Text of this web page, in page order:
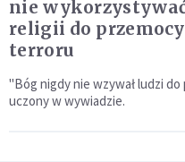
nie
religii do
terroru
"Bóg nigdy nie wzywał ludzi
uczony w wywiadzie.